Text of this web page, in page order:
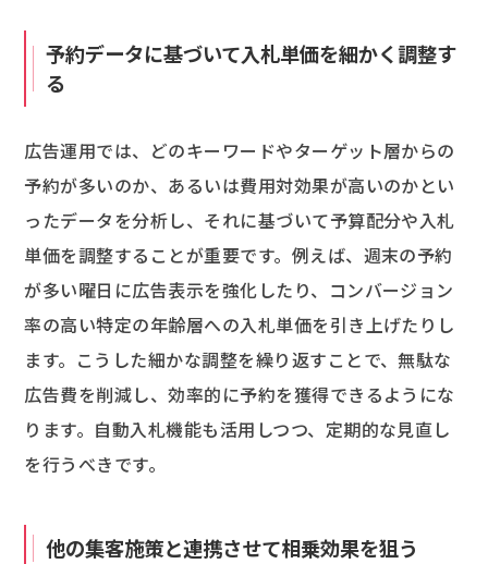
予約データに基づいて入札単価を細かく調整す
る
広告運用では、どのキーワードやターゲット層からの
予約が多いのか、あるいは費用対効果が高いのかとい
ったデータを分析し、それに基づいて予算配分や入札
単価を調整することが重要です。例えば、週末の予約
が多い曜日に広告表示を強化したり、コンバージョン
率の高い特定の年齢層への入札単価を引き上げたりし
ます。こうした細かな調整を繰り返すことで、無駄な
広告費を削減し、効率的に予約を獲得できるようにな
ります。自動入札機能も活用しつつ、定期的な見直し
を行うべきです。
他の集客施策と連携させて相乗効果を狙う